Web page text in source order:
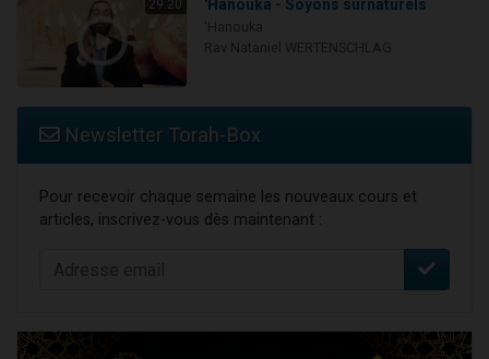
29:20 'Hanouka - Soyons surnaturels
Newsletter Torah-Box
Pour recevoir chaque semaine les nouveaux cours et
articles, inscrivez-vous dès maintenant :